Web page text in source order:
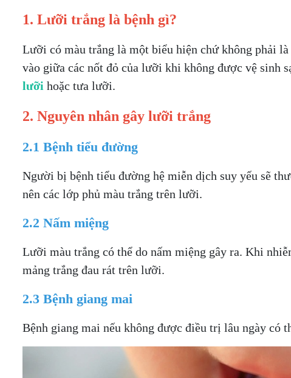
1. Lưỡi trắng là bệnh gì?
Lưỡi có màu trắng là một biểu hiện chứ không phải
vào giữa các nốt đỏ của lưỡi khi không được vệ sinh
lưỡi hoặc tưa lưỡi.
2. Nguyên nhân gây lưỡi trắng
2.1 Bệnh tiểu đường
Người bị bệnh tiểu đường hệ miễn dịch suy yếu sẽ
nên các lớp phủ màu trắng trên lưỡi.
2.2 Nấm miệng
Lưỡi màu trắng có thể do nấm miệng gây ra. Khi
mảng trắng đau rát trên lưỡi.
2.3 Bệnh giang mai
Bệnh giang mai nếu không được điều trị lâu ngày có